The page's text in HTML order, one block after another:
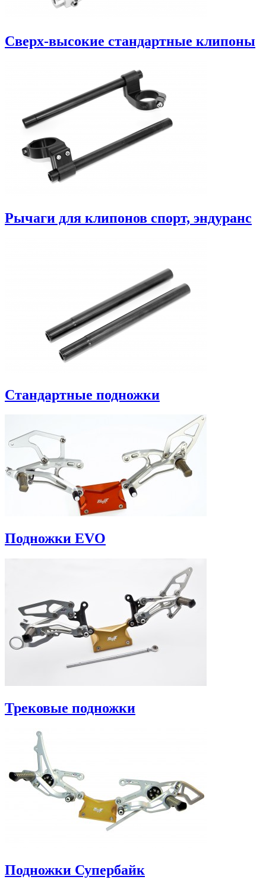
Сверх-высокие стандартные клипоны
Рычаги для клипонов спорт, эндуранс
Стандартные подножки
Подножки EVO
Трековые подножки
Подножки Супербайк